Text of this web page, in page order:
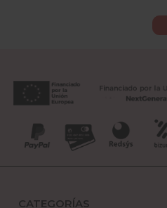
CATEGORÍAS